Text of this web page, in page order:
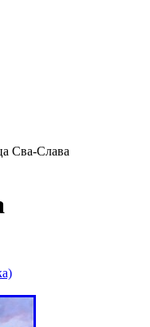
Сва-Слава